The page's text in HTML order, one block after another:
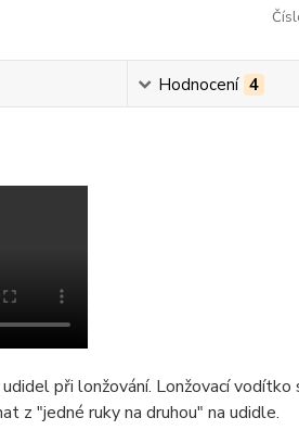
Hodnocení 4
při lonžování. Lonžovací
z "jedné ruky na druhou" na udidle.